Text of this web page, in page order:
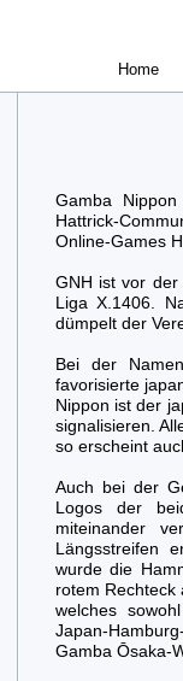
Home
Gamba
Hattrick-
Online-Games
GNH ist vor
Liga X.1406.
dümpelt der
Bei der
favorisierte
Nippon ist der
signalisieren.
so erscheint
Auch bei der
Logos der
miteinander
Längsstreifen
wurde die
rotem Rechteck
welches
Japan-
Gamba Ōsaka-